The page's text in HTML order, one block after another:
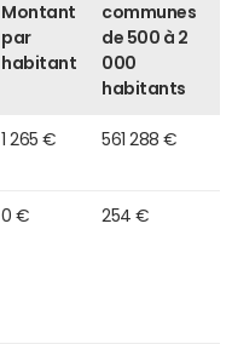
Montant
par
habitant
communes
de 500 à 2
000
habitants
1 265 € 561 288 €
0 € 254 €